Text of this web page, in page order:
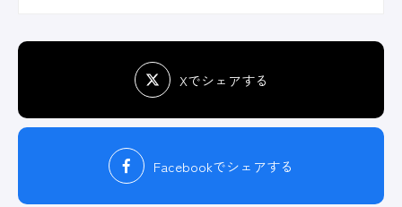
Xでシェアする
Facebookでシェアする